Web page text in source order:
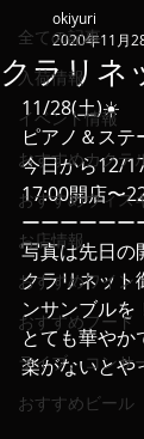
全ての記事
入荷情報
イベント情報
おすすめカクテ
おすすめウィス
お店情報
おすすめワイン
おすすめフード
ライブ、コンサ
おすすめビール
クラリネ
okiyuri
2020年11月
11/28(土)☀️
ピアノ＆ステ
今日から12/17
17:00開店〜
ーーーーーー
写真は先日の
クラリネット
ンサンブルを
とても華やか
楽がないとや